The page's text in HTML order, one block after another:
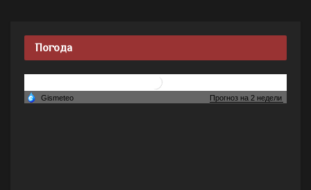
Погода